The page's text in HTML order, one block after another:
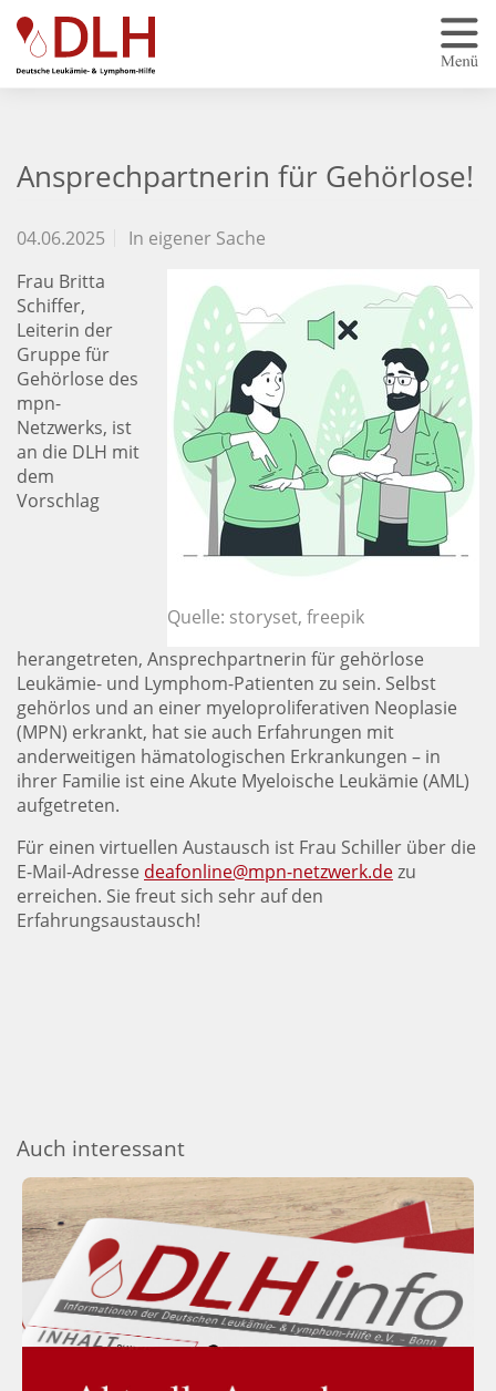
Zum Hauptinhalt springen
Ansprechpartnerin für Gehörlose!
04.06.2025 In eigener Sache
Quelle: storyset, freepik
Frau Britta
Schiffer,
Leiterin der
Gruppe für
Gehörlose des
mpn-
Netzwerks, ist
an die DLH mit
dem
Vorschlag
herangetreten, Ansprechpartnerin für gehörlose
Leukämie- und Lymphom-Patienten zu sein. Selbst
gehörlos und an einer myeloproliferativen Neoplasie
(MPN) erkrankt, hat sie auch Erfahrungen mit
anderweitigen hämatologischen Erkrankungen – in
ihrer Familie ist eine Akute Myeloische Leukämie (AML)
aufgetreten.
Für einen virtuellen Austausch ist Frau Schiller über die
E-Mail-Adresse deafonline@mpn-netzwerk.dezu
erreichen. Sie freut sich sehr auf den
Erfahrungsaustausch!
Auch interessant